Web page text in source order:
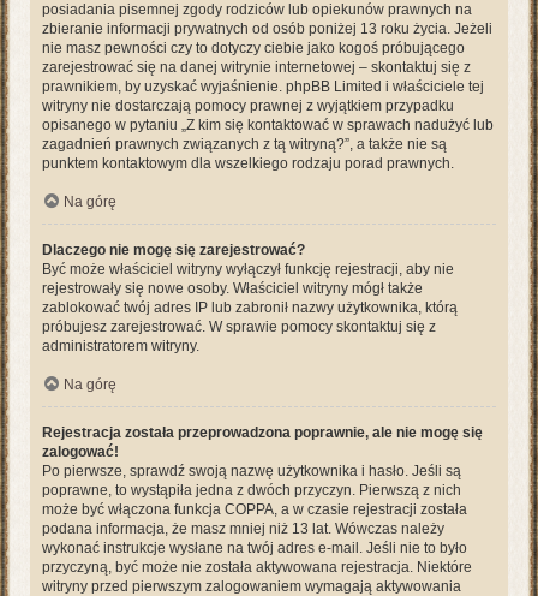
posiadania pisemnej zgody rodziców lub opiekunów prawnych na
zbieranie informacji prywatnych od osób poniżej 13 roku życia. Jeżeli
nie masz pewności czy to dotyczy ciebie jako kogoś próbującego
zarejestrować się na danej witrynie internetowej – skontaktuj się z
prawnikiem, by uzyskać wyjaśnienie. phpBB Limited i właściciele tej
witryny nie dostarczają pomocy prawnej z wyjątkiem przypadku
opisanego w pytaniu „Z kim się kontaktować w sprawach nadużyć lub
zagadnień prawnych związanych z tą witryną?”, a także nie są
punktem kontaktowym dla wszelkiego rodzaju porad prawnych.
Na górę
Dlaczego nie mogę się zarejestrować?
Być może właściciel witryny wyłączył funkcję rejestracji, aby nie
rejestrowały się nowe osoby. Właściciel witryny mógł także
zablokować twój adres IP lub zabronił nazwy użytkownika, którą
próbujesz zarejestrować. W sprawie pomocy skontaktuj się z
administratorem witryny.
Na górę
Rejestracja została przeprowadzona poprawnie, ale nie mogę się
zalogować!
Po pierwsze, sprawdź swoją nazwę użytkownika i hasło. Jeśli są
poprawne, to wystąpiła jedna z dwóch przyczyn. Pierwszą z nich
może być włączona funkcja COPPA, a w czasie rejestracji została
podana informacja, że masz mniej niż 13 lat. Wówczas należy
wykonać instrukcje wysłane na twój adres e-mail. Jeśli nie to było
przyczyną, być może nie została aktywowana rejestracja. Niektóre
witryny przed pierwszym zalogowaniem wymagają aktywowania